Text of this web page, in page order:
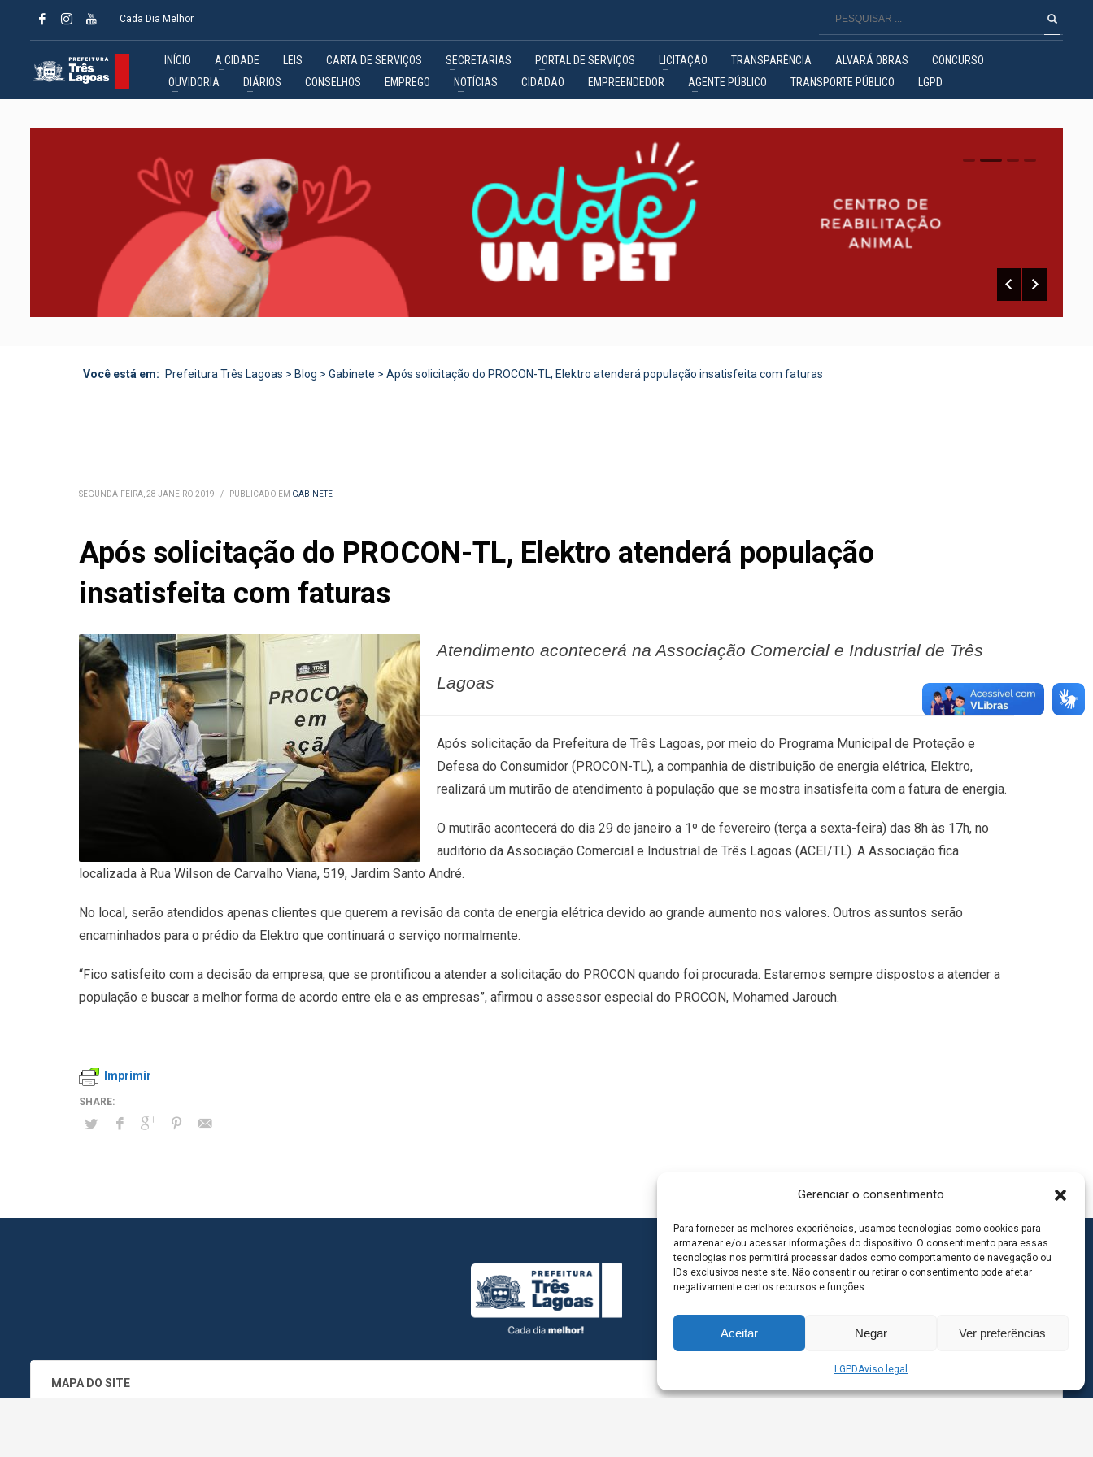
Gerenciar o consentimento
Para fornecer as melhores experiências, usamos tecnologias como cookies para
armazenar e/ou acessar informações do dispositivo. O consentimento para essas
tecnologias nos permitirá processar dados como comportamento de navegação ou
IDs exclusivos neste site. Não consentir ou retirar o consentimento pode afetar
negativamente certos recursos e funções.
Aceitar Negar Ver preferências
LGPDAviso legal
Cada Dia Melhor
INÍCIO A CIDADE LEIS CARTA DE SERVIÇOS SECRETARIAS PORTAL DE SERVIÇOS LICITAÇÃO TRANSPARÊNCIA ALVARÁ OBRAS
CONCURSO
OUVIDORIA
DIÁRIOS CONSELHOS EMPREGO NOTÍCIAS CIDADÃO EMPREENDEDOR AGENTE PÚBLICO TRANSPORTE PÚBLICO LGPD
0 1 2
Você está em: Prefeitura Três Lagoas > Blog > Gabinete > Após solicitação do PROCON-TL, Elektro atenderá população insatisfeita com faturas
SEGUNDA-FEIRA, 28 JANEIRO 2019 / PUBLICADO EM GABINETE
Após solicitação do PROCON-TL, Elektro atenderá população
insatisfeita com faturas
Atendimento acontecerá na Associação Comercial e Industrial de Três
Lagoas
Após solicitação da Prefeitura de Três Lagoas, por meio do Programa Municipal de Proteção e
Defesa do Consumidor (PROCON-TL), a companhia de distribuição de energia elétrica, Elektro,
realizará um mutirão de atendimento à população que se mostra insatisfeita com a fatura de energia.
O mutirão acontecerá do dia 29 de janeiro a 1º de fevereiro (terça a sexta-feira) das 8h às 17h, no
auditório da Associação Comercial e Industrial de Três Lagoas (ACEI/TL). A Associação fica
localizada à Rua Wilson de Carvalho Viana, 519, Jardim Santo André.
No local, serão atendidos apenas clientes que querem a revisão da conta de energia elétrica devido ao grande aumento nos valores. Outros assuntos serão
encaminhados para o prédio da Elektro que continuará o serviço normalmente.
“Fico satisfeito com a decisão da empresa, que se prontificou a atender a solicitação do PROCON quando foi procurada. Estaremos sempre dispostos a atender a
população e buscar a melhor forma de acordo entre ela e as empresas”, afirmou o assessor especial do PROCON, Mohamed Jarouch.
Imprimir
MAPA DO SITE